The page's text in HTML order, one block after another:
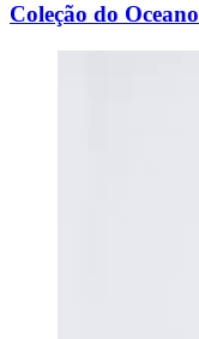
Coleção do Oceano